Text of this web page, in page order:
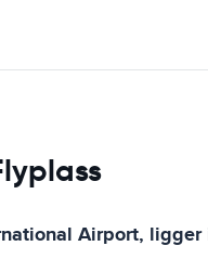
Airport,